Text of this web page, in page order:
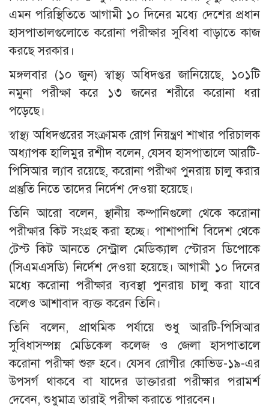
এমন পরিস্থিতিতে আগামী ১০ দিনের মধ্যে দেশের প্রধান
হাসপাতালগুলোতে করোনা পরীক্ষার সুবিধা বাড়াতে কাজ
করছে সরকার।
মঙ্গলবার (১০ জুন) স্বাস্থ্য অধিদপ্তর জানিয়েছে, ১০১টি
নমুনা পরীক্ষা করে ১৩ জনের শরীরে করোনা ধরা
পড়েছে।
স্বাস্থ্য অধিদপ্তরের সংক্রামক রোগ নিয়ন্ত্রণ শাখার পরিচালক
অধ্যাপক হালিমুর রশীদ বলেন, যেসব হাসপাতালে আরটি-
পিসিআর ল্যাব রয়েছে, করোনা পরীক্ষা পুনরায় চালু করার
প্রস্তুতি নিতে তাদের নির্দেশ দেওয়া হয়েছে।
তিনি আরো বলেন, স্থানীয় কম্পানিগুলো থেকে করোনা
পরীক্ষার কিট সংগ্রহ করা হচ্ছে। পাশাপাশি বিদেশ থেকে
টেস্ট কিট আনতে সেন্ট্রাল মেডিক্যাল স্টোরস ডিপোকে
(সিএমএসডি) নির্দেশ দেওয়া হয়েছে। আগামী ১০ দিনের
মধ্যে করোনা পরীক্ষার ব্যবস্থা পুনরায় চালু করা যাবে
বলেও আশাবাদ ব্যক্ত করেন তিনি।
তিনি বলেন, প্রাথমিক পর্যায়ে শুধু আরটি-পিসিআর
সুবিধাসম্পন্ন মেডিকেল কলেজ ও জেলা হাসপাতালে
করোনা পরীক্ষা শুরু হবে। যেসব রোগীর কোভিড-১৯-এর
উপসর্গ থাকবে বা যাদের ডাক্তাররা পরীক্ষার পরামর্শ
দেবেন, শুধুমাত্র তারাই পরীক্ষা করাতে পারবেন।